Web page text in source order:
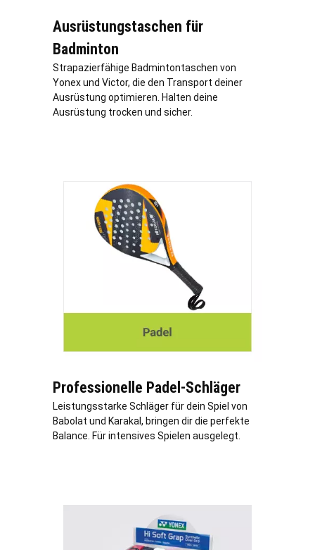
Ausrüstungstaschen für
Badminton
Strapazierfähige Badmintontaschen von
Yonex und Victor, die den Transport deiner
Ausrüstung optimieren. Halten deine
Ausrüstung trocken und sicher.
Professionelle Padel-Schläger
Leistungsstarke Schläger für dein Spiel von
Babolat und Karakal, bringen dir die perfekte
Balance. Für intensives Spielen ausgelegt.